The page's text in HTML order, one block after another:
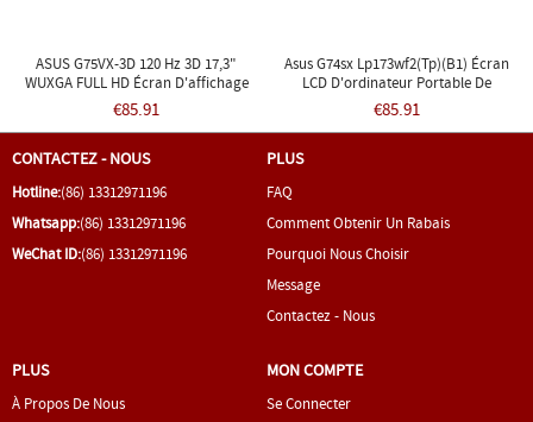
ASUS G75VX-3D 120 Hz 3D 17,3"
WUXGA FULL HD Écran D'affichage
LCD LED De Remplacement
€85.91
Asus G74sx Lp173wf2(tp)(b1) Écran
LCD D'ordinateur Portable De
Remplacement 17,3" Full HD DIODE
LED MODÈLES 3D
€85.91
CONTACTEZ - NOUS
Hotline:(86) 13312971196
Whatsapp:(86) 13312971196
WeChat ID:(86) 13312971196
PLUS
FAQ
Comment Obtenir Un Rabais
Pourquoi Nous Choisir
Message
Contactez - Nous
PLUS
À Propos De Nous
MON COMPTE
Se Connecter